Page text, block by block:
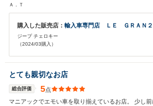
Ａ．Ｔ
購入した販売店： 輸入車専門店 ＬＥ ＧＲＡＮ
ジープ チェロキー
（2024/03購入）
とても親切なお店
総合評価 5点
マニアックでエモい車を取り揃えているお店。 少し